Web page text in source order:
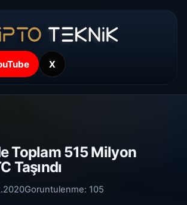
X
Toplam 515 Milyon
Taşındı
Goruntulenme: 105